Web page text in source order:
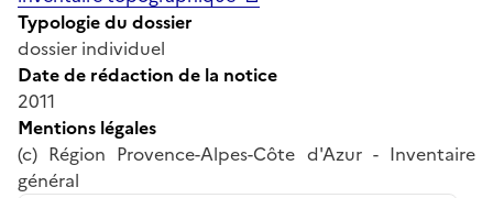
Typologie du dossier
dossier individuel
Date de rédaction de la notice
2011
Mentions légales
(c) Région Provence-Alpes-Côte d'Azur - Inventaire
général